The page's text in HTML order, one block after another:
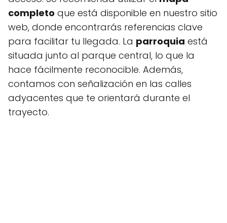
completo que está disponible en nuestro sitio
web, donde encontrarás referencias clave
para facilitar tu llegada. La parroquia está
situada junto al parque central, lo que la
hace fácilmente reconocible. Además,
contamos con señalización en las calles
adyacentes que te orientará durante el
trayecto.